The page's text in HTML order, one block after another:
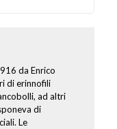
da Enrico
di erinnofili
ad altri
di
Le